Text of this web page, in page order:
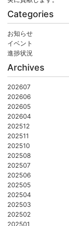
Categories
お知らせ
イベント
進捗状況
Archives
202607
202606
202605
202604
202512
202511
202510
202508
202507
202506
202505
202504
202503
202502
202501